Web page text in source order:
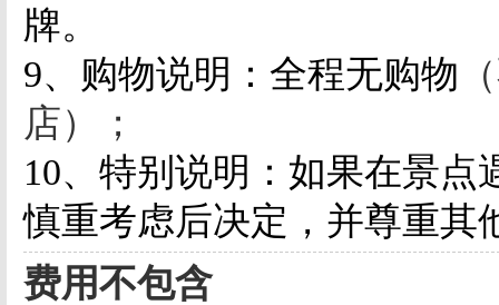
牌。
9、购物说明：全程无购物
店）；
10、 特别说明： 如果在景点
慎重考虑后决定，并尊重其
费用不包含